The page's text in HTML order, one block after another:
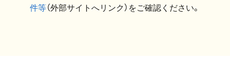
件等（外部サイトへリンク）をご確認ください。